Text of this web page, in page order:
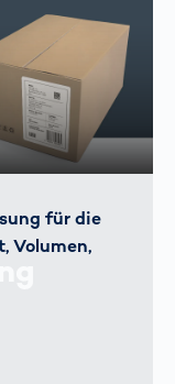
für die
Volumen,